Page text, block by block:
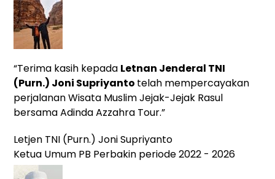
“Terima kasih kepada Letnan Jenderal TNI
(Purn.) Joni Supriyanto telah mempercayakan
perjalanan Wisata Muslim Jejak-Jejak Rasul
bersama Adinda Azzahra Tour.”
Letjen TNI (Purn.) Joni Supriyanto
Ketua Umum PB Perbakin periode 2022 - 2026